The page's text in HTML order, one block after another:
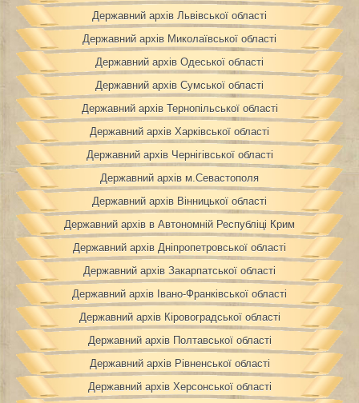
Державний архів Львівської області
Державний архів Миколаївської області
Державний архів Одеської області
Державний архів Сумської області
Державний архів Тернопільської області
Державний архів Харківської області
Державний архів Чернігівської області
Державний архів м.Севастополя
Державний архів Вінницької області
Державний архів в Автономній Республіці Крим
Державний архів Дніпропетровської області
Державний архів Закарпатської області
Державний архів Івано-Франківської області
Державний архів Кіровоградської області
Державний архів Полтавської області
Державний архів Рівненської області
Державний архів Херсонської області